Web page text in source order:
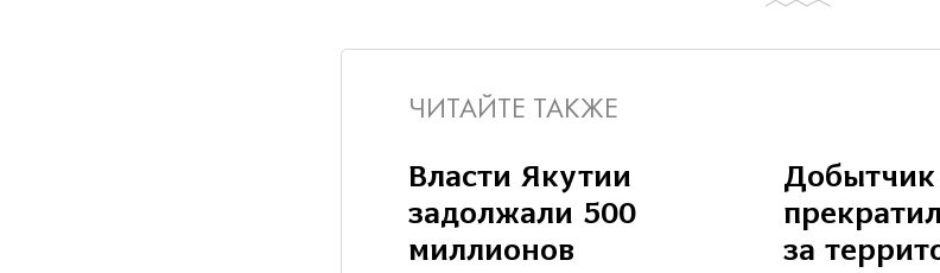
ЧИТАЙТЕ ТАКЖЕ
Власти Якутии
задолжали 500
миллионов
Добытчик
за